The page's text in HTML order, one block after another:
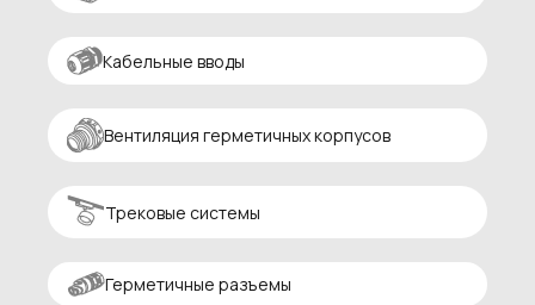
Кабельные вводы
Вентиляция герметичных корпусов
Трековые системы
Герметичные разъемы